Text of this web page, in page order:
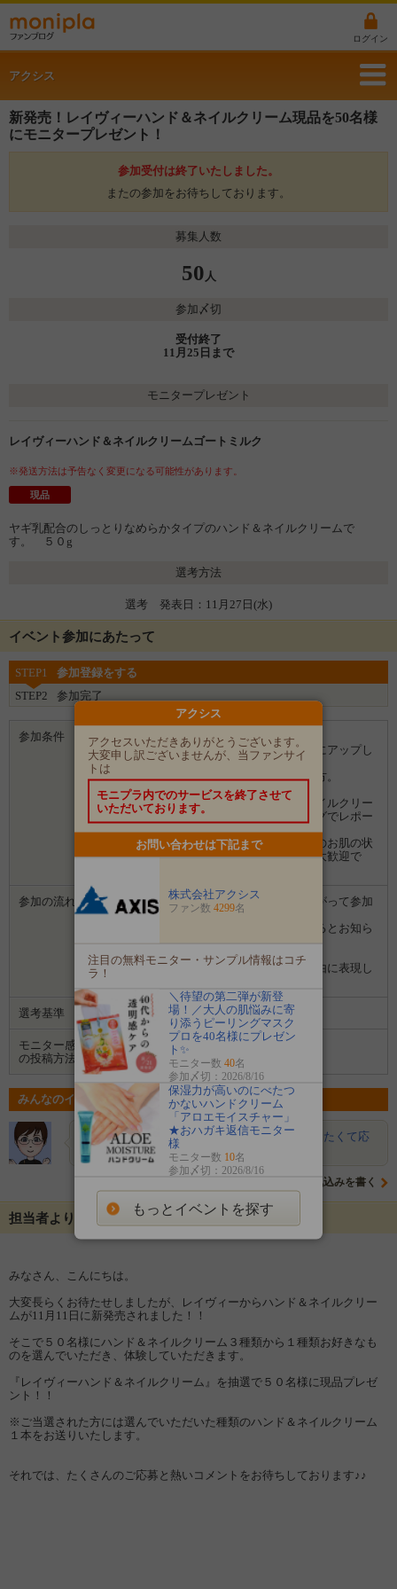
ログイン
アクシス
新発売！レイヴィーハンド＆ネイルクリーム現品を50名様
にモニタープレゼント！
参加受付は終了いたしました。
またの参加をお待ちしております。
募集人数
50 人
参加〆切
受付終了
11月25日まで
モニタープレゼント
レイヴィーハンド＆ネイルクリームゴートミルク
※発送方法は予告なく変更になる可能性があります。
現品
ヤギ乳配合のしっとりなめらかタイプのハンド＆ネイルクリームで
す。 ５０g
選考方法
選考 発表日：11月27日(水)
イベント参加にあたって
STEP1
参加登録をする
STEP2
参加完了
参加条件
・ブログをお持ちの方。
・商品を使った感想を写真入りでブログにアップし
ていただける方。
・当選後アンケートにお答えいただける方。
当選されたら、『レイヴィーハンド＆ネイルクリー
ム』を使用した感想を画像も含めてブログでレポー
トしてください。
商品デザイン、香り、使用感や、使用後のお肌の状
態や経過を具体的に発信してくださる方大歓迎で
参加の流れ
１．「参加する」ボタンから画面にしたがって参加
します。
２．募集期間の終了後、企業から選ばれるとお知ら
せがあります。
３．企業から商品などが届きます。
４．試していただいた感想や口コミを自由に表現し
選考基準 ブログを拝見し選考させていただきます。
モニター感想
の投稿方法
ブログ
みんなのイベントの意気込み
ぽんこ ここの商品は保湿力がよくてリピートしたくて応
募しました。どうかよろしくお願…
意気込みを書く
担当者よりメッセージ
みなさん、こんにちは。
大変長らくお待たせしましたが、レイヴィーからハンド＆ネイルクリー
ムが11月11日に新発売されました！！
そこで５０名様にハンド＆ネイルクリーム３種類から１種類お好きなも
のを選んでいただき、体験していただきます。
『レイヴィーハンド＆ネイルクリーム』を抽選で５０名様に現品プレゼ
ント！！
※ご当選された方には選んでいただいた種類のハンド＆ネイルクリーム
１本をお送りいたします。
それでは、たくさんのご応募と熱いコメントをお待ちしております♪♪
アクシス
アクセスいただきありがとうございます。
大変申し訳ございませんが、当ファンサイ
トは
モニプラ内でのサービスを終了させて
いただいております。
お問い合わせは下記まで
株式会社アクシス
ファン数 4299名
注目の無料モニター・サンプル情報はコチ
ラ！
＼待望の第二弾が新登
場！／大人の肌悩みに寄
り添うピーリングマスク
プロを40名様にプレゼン
ト✨
モニター数 40名
参加〆切：2026/8/16
保湿力が高いのにべたつ
かないハンドクリーム
「アロエモイスチャー」
★おハガキ返信モニター
様
モニター数 10名
参加〆切：2026/8/16
もっとイベントを探す